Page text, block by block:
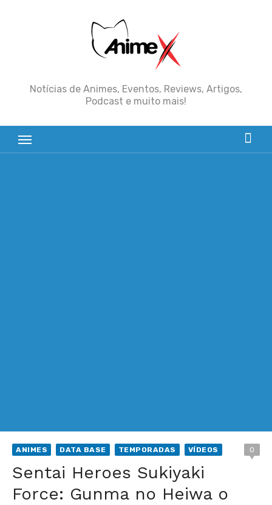
Notícias de Animes, Eventos, Reviews, Artigos,
Podcast e muito mais!
ANIMES DATA BASE TEMPORADAS VÍDEOS 0
Sentai Heroes Sukiyaki
Force: Gunma no Heiwa o